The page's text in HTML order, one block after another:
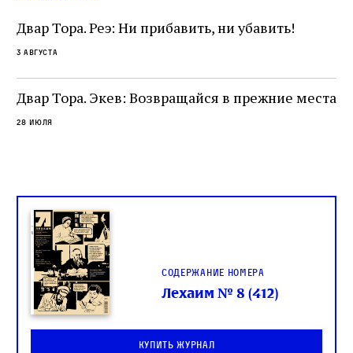
не просто покровитель переводчиков,
окружённый книгами. Перед нами человек,
одно решение которого вызвало возмущение
целой общины и стало частью многовекового
спора о том, кому принадлежит последнее
слово в переводе Библии
Двар Тора. Реэ: Ни прибавить, ни убавить!
3 августа
Двар Тора. Экев: Возвращайся в прежние места
28 июля
Содержание номера
Лехаим № 8 (412)
Купить журнал